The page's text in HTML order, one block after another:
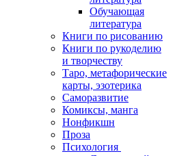
Обучающая
литература
Книги по рисованию
Книги по рукоделию
и творчеству
Таро, метафорические
карты, эзотерика
Саморазвитие
Комиксы, манга
Нонфикшн
Проза
Психология